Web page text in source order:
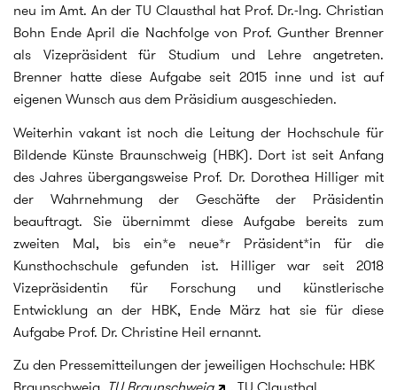
neu im Amt. An der TU Clausthal hat Prof. Dr.-Ing. Christian
Bohn Ende April die Nachfolge von Prof. Gunther Brenner
als Vizepräsident für Studium und Lehre angetreten.
Brenner hatte diese Aufgabe seit 2015 inne und ist auf
eigenen Wunsch aus dem Präsidium ausgeschieden.
Weiterhin vakant ist noch die Leitung der Hochschule für
Bildende Künste Braunschweig (HBK). Dort ist seit Anfang
des Jahres übergangsweise Prof. Dr. Dorothea Hilliger mit
der Wahrnehmung der Geschäfte der Präsidentin
beauftragt. Sie übernimmt diese Aufgabe bereits zum
zweiten Mal, bis ein*e neue*r Präsident*in für die
Kunsthochschule gefunden ist. Hilliger war seit 2018
Vizepräsidentin für Forschung und künstlerische
Entwicklung an der HBK, Ende März hat sie für diese
Aufgabe Prof. Dr. Christine Heil ernannt.
Zu den Pressemitteilungen der jeweiligen Hochschule: HBK